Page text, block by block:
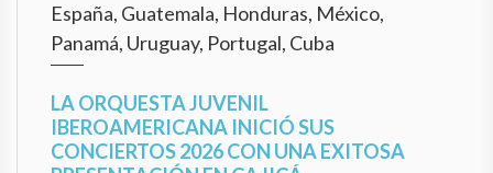
España, Guatemala, Honduras, México,
Panamá, Uruguay, Portugal, Cuba
LA ORQUESTA JUVENIL
IBEROAMERICANA INICIÓ SUS
CONCIERTOS 2026 CON UNA EXITOSA